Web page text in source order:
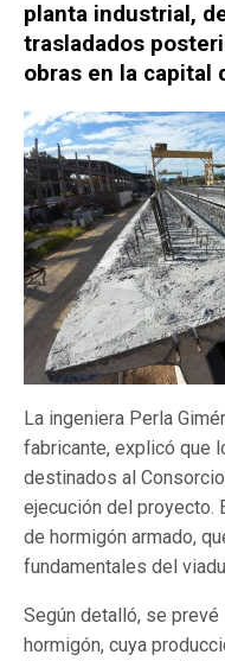
planta industrial,
trasladados
obras en la capital
La ingeniera Perla
fabricante, explicó que
destinados al
ejecución del proyecto.
de hormigón armado,
fundamentales del
Según detalló, se
hormigón, cuya